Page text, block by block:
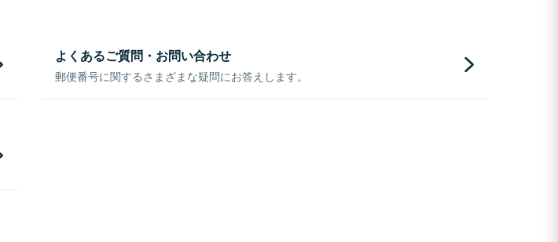
よくあるご質問・お問い合わせ
郵便番号に関するさまざまな疑問にお答えします。